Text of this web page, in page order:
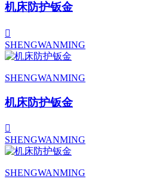
机床防护钣金
SHENGWANMING
SHENGWANMING
机床防护钣金
SHENGWANMING
SHENGWANMING